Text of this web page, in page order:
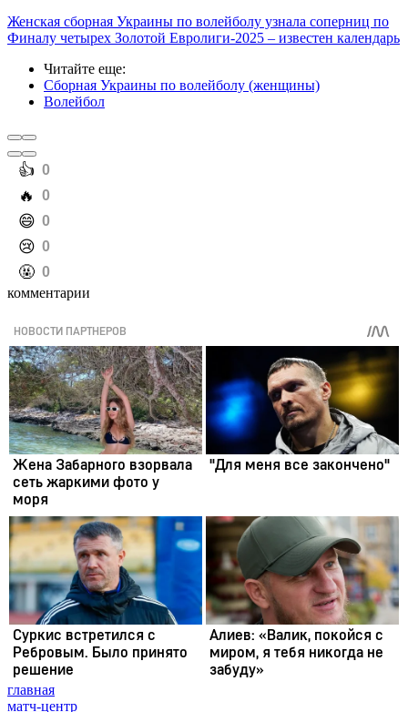
Женская сборная Украины по волейболу узнала соперниц по
Финалу четырех Золотой Евролиги-2025 – известен календарь
Читайте еще:
Сборная Украины по волейболу (женщины)
Волейбол
️👍 0
️🔥 0
️😄 0
️😢 0
️🤬 0
комментарии
главная
матч-центр